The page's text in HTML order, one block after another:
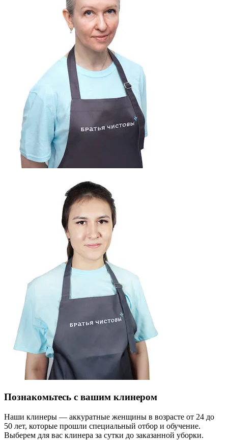
Познакомьтесь с вашим клинером
Наши клинеры — аккуратные женщины в возрасте от 24 до
50 лет, которые прошли специальный отбор и обучение.
Выберем для вас клинера за сутки до заказанной уборки.